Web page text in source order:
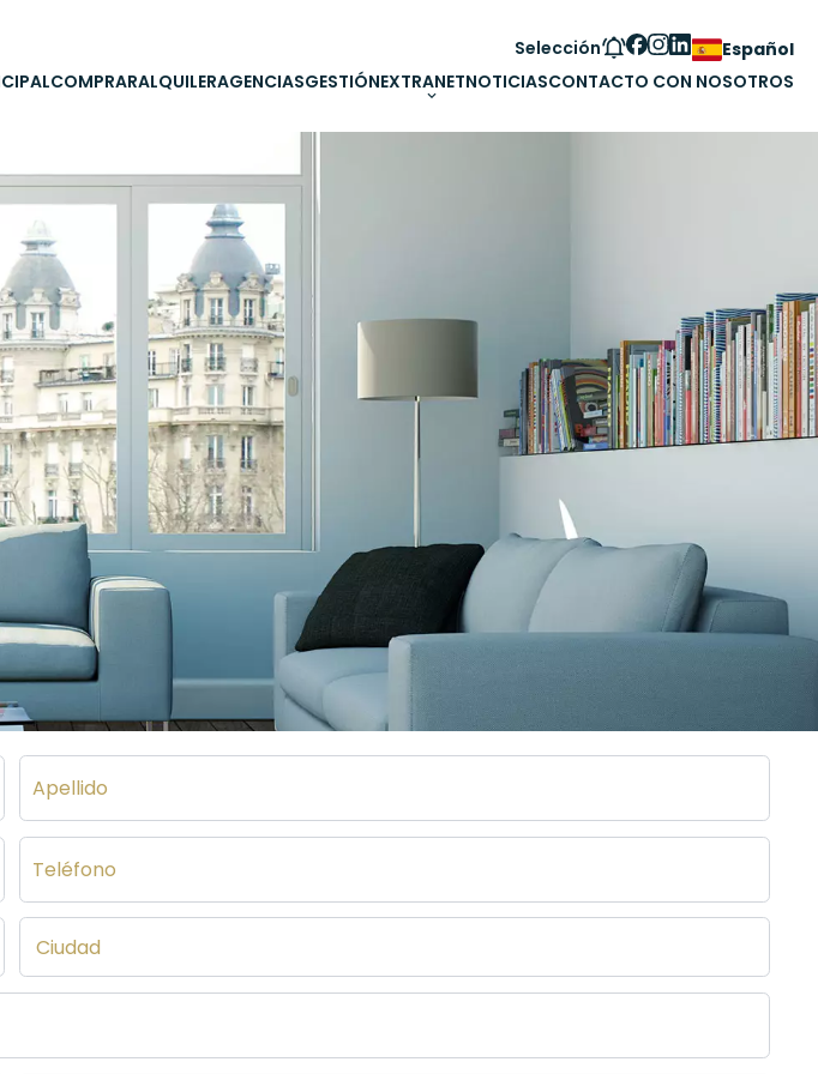
Selección
Español
COMPRARALQUILERAGENCIASGESTIÓNEXTRANETNOTICIASCONTACTO CON NOSOTROS
Ciudad